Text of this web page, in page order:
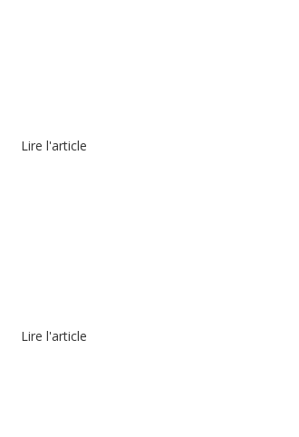
Lire l'article
Lire l'article